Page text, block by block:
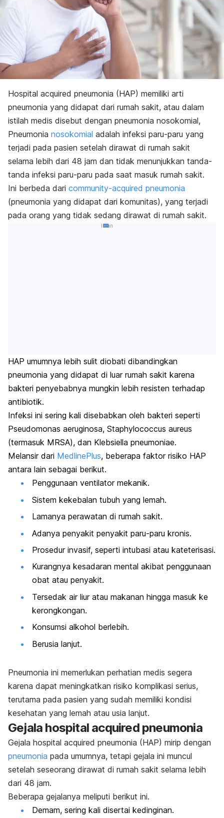
Hospital acquired pneumonia (HAP) memiliki arti
pneumonia yang didapat dari rumah sakit, atau dalam
istilah medis disebut dengan pneumonia nosokomial,
Pneumonia nosokomial adalah infeksi paru-paru yang
terjadi pada pasien setelah dirawat di rumah sakit
selama lebih dari 48 jam dan tidak menunjukkan tanda-
tanda infeksi paru-paru pada saat masuk rumah sakit.
Ini berbeda dari community-acquired pneumonia
(pneumonia yang didapat dari komunitas), yang terjadi
pada orang yang tidak sedang dirawat di rumah sakit.
Iklan
HAP umumnya lebih sulit diobati dibandingkan
pneumonia yang didapat di luar rumah sakit karena
bakteri penyebabnya mungkin lebih resisten terhadap
antibiotik.
Infeksi ini sering kali disebabkan oleh bakteri seperti
Pseudomonas aeruginosa, Staphylococcus aureus
(termasuk MRSA), dan Klebsiella pneumoniae.
Melansir dari MedlinePlus, beberapa faktor risiko HAP
antara lain sebagai berikut.
Penggunaan ventilator mekanik.
Sistem kekebalan tubuh yang lemah.
Lamanya perawatan di rumah sakit.
Adanya penyakit penyakit paru-paru kronis.
Prosedur invasif, seperti intubasi atau kateterisasi.
Kurangnya kesadaran mental akibat penggunaan
obat atau penyakit.
Tersedak air liur atau makanan hingga masuk ke
kerongkongan.
Konsumsi alkohol berlebih.
Berusia lanjut.
Pneumonia ini memerlukan perhatian medis segera
karena dapat meningkatkan risiko komplikasi serius,
terutama pada pasien yang sudah memiliki kondisi
kesehatan yang lemah atau usia lanjut.
Gejala hospital acquired pneumonia
Gejala hospital acquired pneumonia (HAP) mirip dengan
pneumonia pada umumnya, tetapi gejala ini muncul
setelah seseorang dirawat di rumah sakit selama lebih
dari 48 jam.
Beberapa gejalanya meliputi berikut ini.
Demam, sering kali disertai kedinginan.